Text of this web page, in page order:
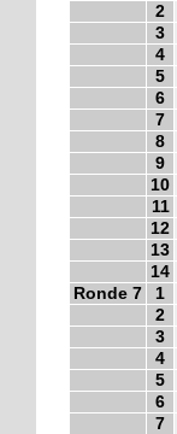
2
3
4
5
6
7
8
9
10
11
12
13
14
Ronde 7
1
2
3
4
5
6
7